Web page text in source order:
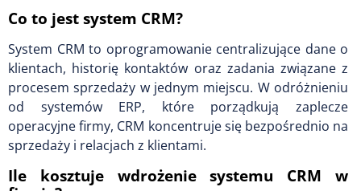
Co to jest system CRM?
System CRM to oprogramowanie centralizujące dane o
klientach, historię kontaktów oraz zadania związane z
procesem sprzedaży w jednym miejscu. W odróżnieniu
od systemów ERP, które porządkują zaplecze
operacyjne firmy, CRM koncentruje się bezpośrednio na
sprzedaży i relacjach z klientami.
Ile kosztuje wdrożenie systemu CRM w